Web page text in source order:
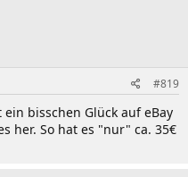
#819
bisschen Glück auf eBay
her. So hat es "nur" ca. 35€